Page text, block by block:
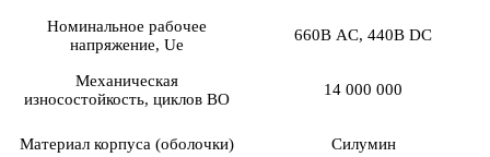
Номинальное рабочее
напряжение, Ue
660В AC, 440В DC
Механическая
износостойкость, циклов ВО
14 000 000
Материал корпуса (оболочки) Силумин